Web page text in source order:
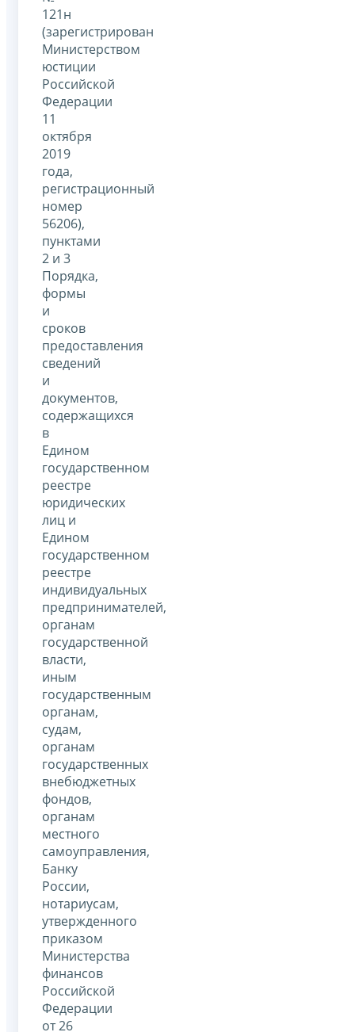
121н
(зарегистрирован
Министерством
юстиции
Российской
Федерации
11
октября
2019
года,
регистрационный
номер
56206),
пунктами
2 и 3
Порядка,
формы
и
сроков
предоставления
сведений
и
документов,
содержащихся
в
Едином
государственном
реестре
юридических
лиц и
Едином
государственном
реестре
индивидуальных
предпринимателей,
органам
государственной
власти,
иным
государственным
органам,
судам,
органам
государственных
внебюджетных
фондов,
органам
местного
самоуправления,
Банку
России,
нотариусам,
утвержденного
приказом
Министерства
финансов
Российской
Федерации
от 26